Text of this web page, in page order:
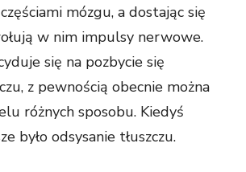
mózgu, a dostając się
w nim impulsy nerwowe.
się na pozbycie się
z pewnością obecnie można
różnych sposobu. Kiedyś
było odsysanie tłuszczu.